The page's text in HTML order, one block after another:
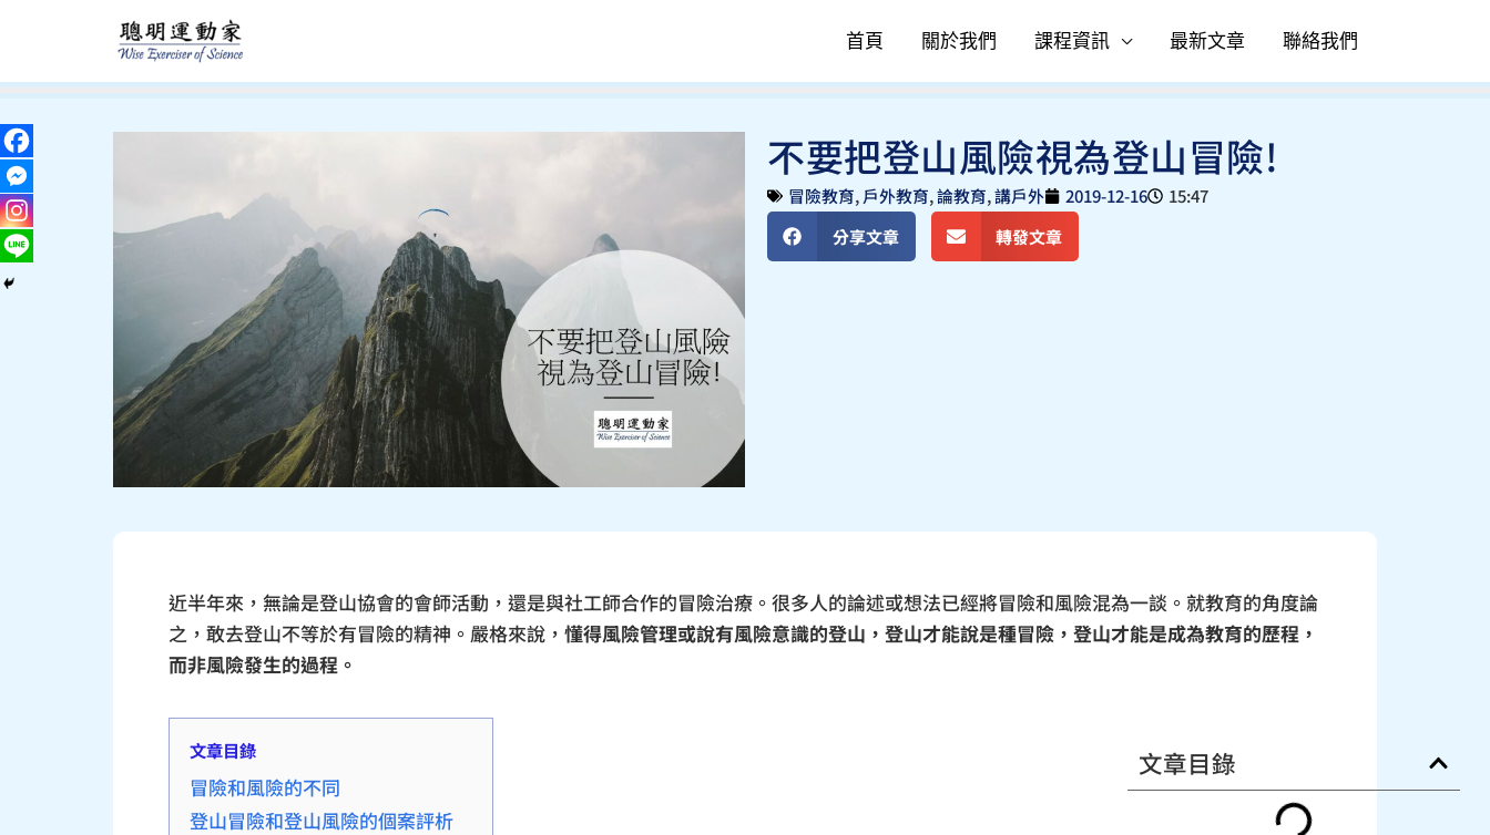
主
內
容
首頁 關於我們 課程資訊 最新文章 聯絡我們
不要把登山風險視為登山冒險!
冒險教育,戶外教育,論教育,講戶外 2019-12-16
15:47
分享文章
轉發文章
近半年來，無論是登山協會的會師活動，還是與社工師合作的冒險治療。很多人的論述或想法已經將冒險和風險混為一談。就教育的角度論
之，敢去登山不等於有冒險的精神。嚴格來說， 懂得風險管理或說有風險意識的登山，登山才能說是種冒險，登山才能是成為教育的歷程，
而非風險發生的過程。
文章目錄
冒險和風險的不同
登山冒險和登山風險的個案評析
文章目錄